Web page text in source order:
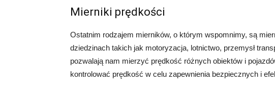
Mierniki prędkości
Ostatnim rodzajem mierników, o którym wspomnimy, są
dziedzinach takich jak motoryzacja, lotnictwo, przemysł
pozwalają nam mierzyć prędkość różnych obiektów i
kontrolować prędkość w celu zapewnienia bezpiecznych i